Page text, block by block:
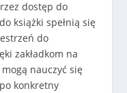
dostęp do
książki spełnią się
do
zakładkom na
nauczyć się
konkretny